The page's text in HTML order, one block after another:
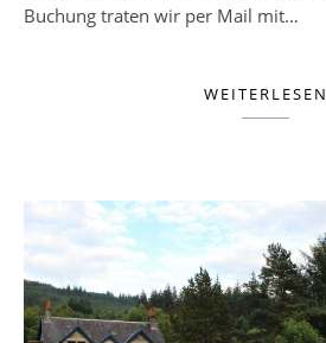
Buchung traten wir per Mail mit…
WEITERLESEN